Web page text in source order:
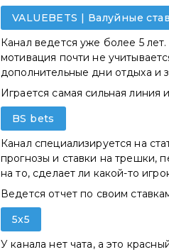
VALUEBETS | Валуйные
Канал ведется уже более 5
мотивация почти не
дополнительные дни отдыха и
Играется самая сильная линия
BS bets
Канал специализируется на
прогнозы и ставки на трешки,
на то, сделает ли какой-то
Ведется отчет по своим
5x5
У канала нет чата, а это